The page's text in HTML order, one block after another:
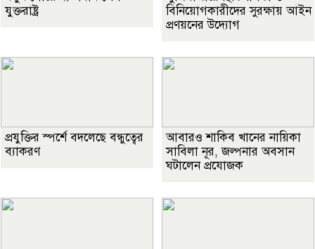
যুক্তরাষ্ট্র
বিনিয়োগকারীদের সুরক্ষায় আইন
প্রণয়নের উদ্যোগ
প্রযুক্তির স্পর্শে বদলেছে বন্ধুত্বের
ব্যাকরণ
আবারও শাকিব খানের নায়িকা
সাবিলা নূর, জল্পনার অবসান
ঘটালেন প্রযোজক